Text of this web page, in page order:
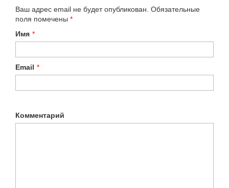
Ваш адрес email не будет опубликован. Обязательные
поля помечены *
Имя *
Email *
Комментарий